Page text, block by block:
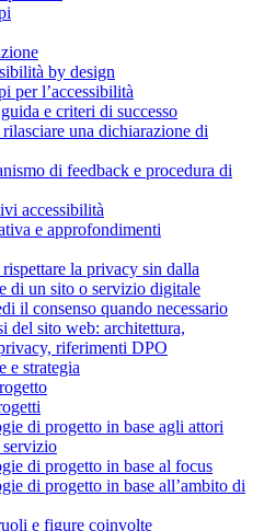
by design
per l’accessibilità
e criteri di successo
una dichiarazione di
di feedback e procedura di
accessibilità
e approfondimenti
la privacy sin dalla
di un sito o servizio digitale
il consenso quando necessario
del sito web: architettura,
riferimenti DPO
e strategia
di progetto in base agli attori
di progetto in base al focus
di progetto in base all’ambito di
e figure coinvolte